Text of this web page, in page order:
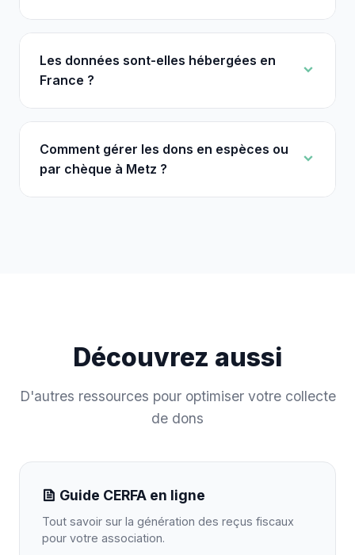
Les données sont-elles hébergées en
France ?
Comment gérer les dons en espèces ou
par chèque à Metz ?
Découvrez aussi
D'autres ressources pour optimiser votre collecte
de dons
Guide CERFA en ligne
Tout savoir sur la génération des reçus fiscaux
pour votre association.